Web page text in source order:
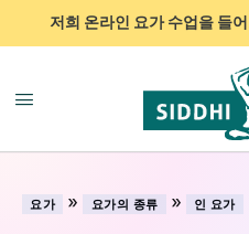
저희 온라인 요가 수업을 들
요가 » 요가의 종류 » 인 요가